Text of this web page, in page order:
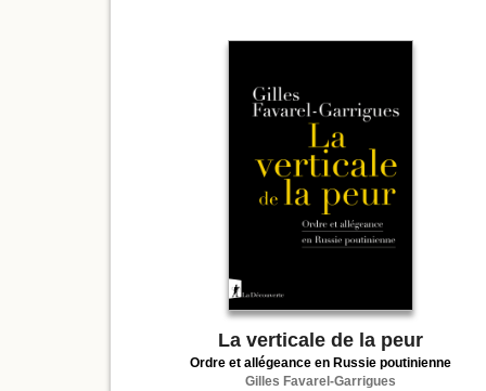
La verticale de la peur
Ordre et allégeance en Russie poutinienne
Gilles Favarel-Garrigues